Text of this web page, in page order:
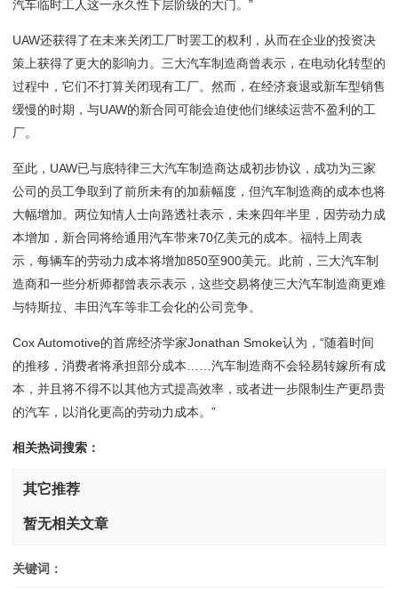
汽车临时工人这一永久性下层阶级的大门。”
UAW还获得了在未来关闭工厂时罢工的权利，从而在企业的投资决
策上获得了更大的影响力。三大汽车制造商曾表示，在电动化转型的
过程中，它们不打算关闭现有工厂。然而，在经济衰退或新车型销售
缓慢的时期，与UAW的新合同可能会迫使他们继续运营不盈利的工
厂。
至此，UAW已与底特律三大汽车制造商达成初步协议，成功为三家
公司的员工争取到了前所未有的加薪幅度，但汽车制造商的成本也将
大幅增加。两位知情人士向路透社表示，未来四年半里，因劳动力成
本增加，新合同将给通用汽车带来70亿美元的成本。福特上周表
示，每辆车的劳动力成本将增加850至900美元。此前，三大汽车制
造商和一些分析师都曾表示表示，这些交易将使三大汽车制造商更难
与特斯拉、丰田汽车等非工会化的公司竞争。
Cox Automotive的首席经济学家Jonathan Smoke认为，“随着时间
的推移，消费者将承担部分成本……汽车制造商不会轻易转嫁所有成
本，并且将不得不以其他方式提高效率，或者进一步限制生产更昂贵
的汽车，以消化更高的劳动力成本。”
相关热词搜索：
其它推荐
暂无相关文章
关键词：